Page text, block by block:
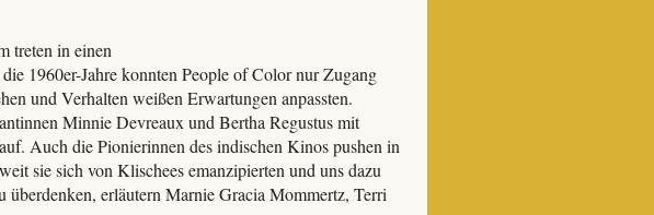
treten in einen
1960er-Jahre konnten People of Color nur Zugang
und Verhalten weißen Erwartungen anpassten.
Minnie Devreaux und Bertha Regustus mit
Auch die Pionierinnen des indischen Kinos pushen in
sie sich von Klischees emanzipierten und uns dazu
überdenken, erläutern Marnie Gracia Mommertz, Terri